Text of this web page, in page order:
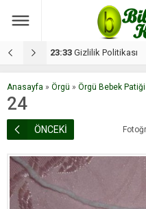
17:08 Dilan, düğününe 5
Anasayfa » Örgü » Örgü Bebek
24
ÖNCEKİ